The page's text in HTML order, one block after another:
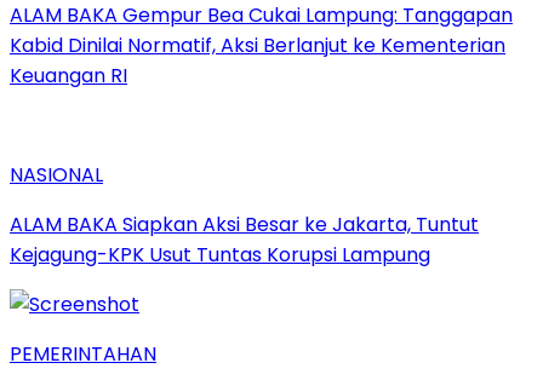
ALAM BAKA Gempur Bea Cukai Lampung: Tanggapan
Kabid Dinilai Normatif, Aksi Berlanjut ke Kementerian
Keuangan RI
NASIONAL
ALAM BAKA Siapkan Aksi Besar ke Jakarta, Tuntut
Kejagung-KPK Usut Tuntas Korupsi Lampung
PEMERINTAHAN